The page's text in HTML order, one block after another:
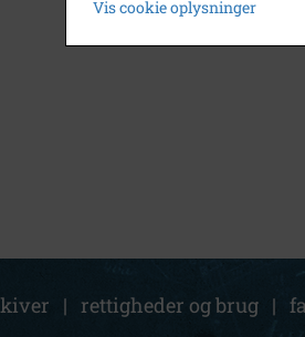
| rettigheder og brug |
Vis cookie oplysninger